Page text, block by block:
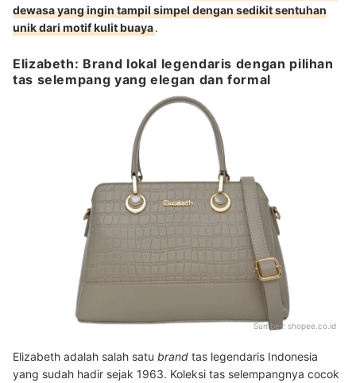
dewasa yang ingin tampil simpel dengan sedikit sentuhan
unik dari motif kulit buaya.
Elizabeth: Brand lokal legendaris dengan pilihan
tas selempang yang elegan dan formal
Sumber: shopee.co.id
Elizabeth adalah salah satu brand tas legendaris Indonesia
yang sudah hadir sejak 1963. Koleksi tas selempangnya cocok